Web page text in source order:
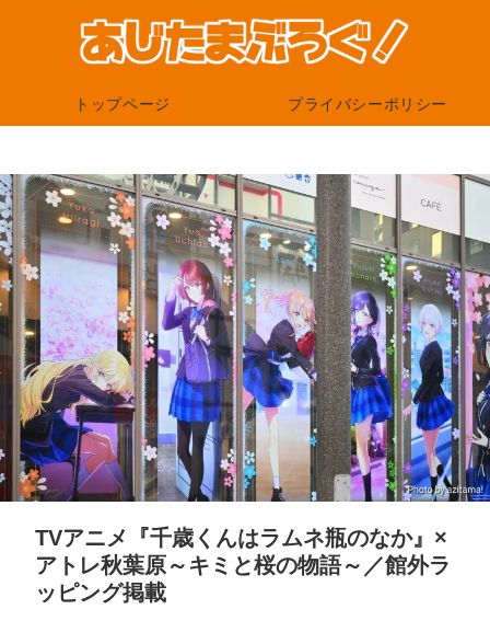
トップページ プライバシーポリシー
TVアニメ『千歳くんはラムネ瓶のなか』×
アトレ秋葉原～キミと桜の物語～／館外ラ
ッピング掲載